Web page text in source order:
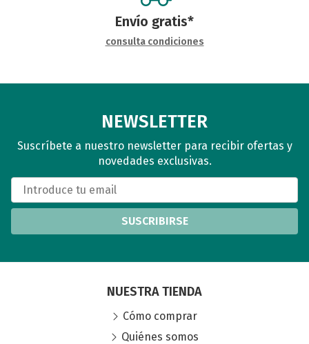
Envío gratis*
consulta condiciones
NEWSLETTER
Suscríbete a nuestro newsletter para recibir ofertas y
novedades exclusivas.
SUSCRIBIRSE
NUESTRA TIENDA
Cómo comprar
Quiénes somos